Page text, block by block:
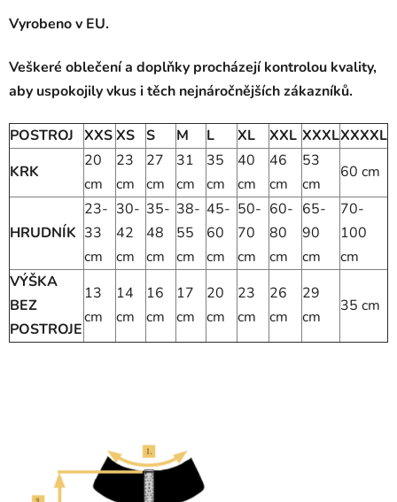
Vyrobeno v EU.
Veškeré oblečení a doplňky procházejí kontrolou kvality,
aby uspokojily vkus i těch nejnáročnějších zákazníků.
POSTROJ XXSXS S M L XL XXL XXXLXXXXL
KRK
20
cm
23
cm
27
cm
31
cm
35
cm
40
cm
46
cm
53
cm
60 cm
HRUDNÍK
23-
33
cm
30-
42
cm
35-
48
cm
38-
55
cm
45-
60
cm
50-
70
cm
60-
80
cm
65-
90
cm
70-
100
cm
VÝŠKA
BEZ
POSTROJE
13
cm
14
cm
16
cm
17
cm
20
cm
23
cm
26
cm
29
cm
35 cm